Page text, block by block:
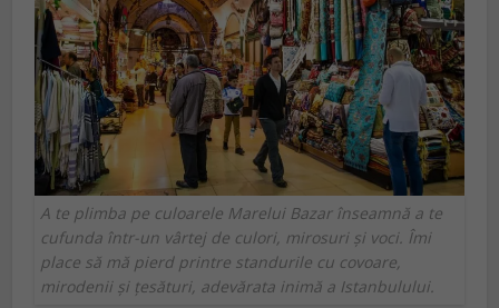
A te plimba pe culoarele Marelui Bazar înseamnă a te
cufunda într-un vârtej de culori, mirosuri și voci. Îmi
place să mă pierd printre standurile cu covoare,
mirodenii și țesături, adevărata inimă a Istanbulului.